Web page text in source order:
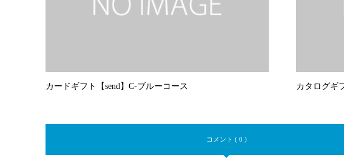
カードギフト【send】C-ブルーコース カタログギ
コメント ( 0 )